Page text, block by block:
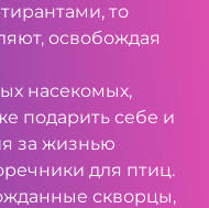
то
освобождая
насекомых,
подарить себе и
за жизнью
для птиц.
скворцы,